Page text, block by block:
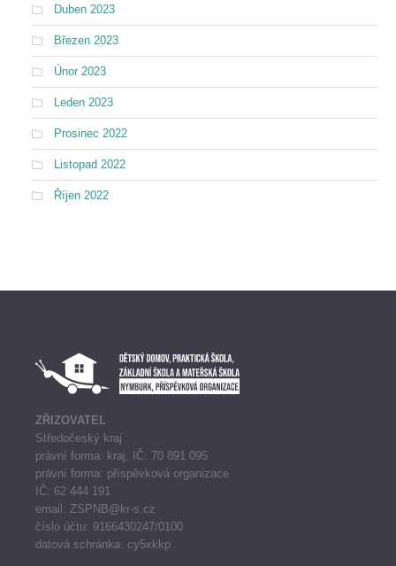
Duben 2023
Březen 2023
Únor 2023
Leden 2023
Prosinec 2022
Listopad 2022
Říjen 2022
ZŘIZOVATEL
Středočeský kraj
právní forma: kraj, IČ: 70 891 095
právní forma: příspěvková organizace
IČ: 62 444 191
email: ZSPNB@kr-s.cz
číslo účtu: 9166430247/0100
datová schránka: cy5xkkp